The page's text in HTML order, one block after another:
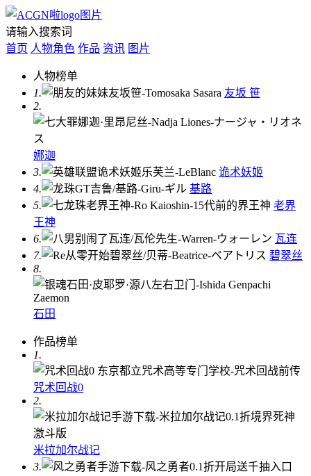
请输入搜索词
首页 人物角色 作品 资讯 图片
人物榜单
1.
友坂 笹
2.
娜迦
3.
诡术妖姬
4.
基路
5.
老界
王神
6.
瓦连
7.
碧翠丝
8.
石田
作品榜单
1.
咒术回战0
2.
米拉加尔战记
3.